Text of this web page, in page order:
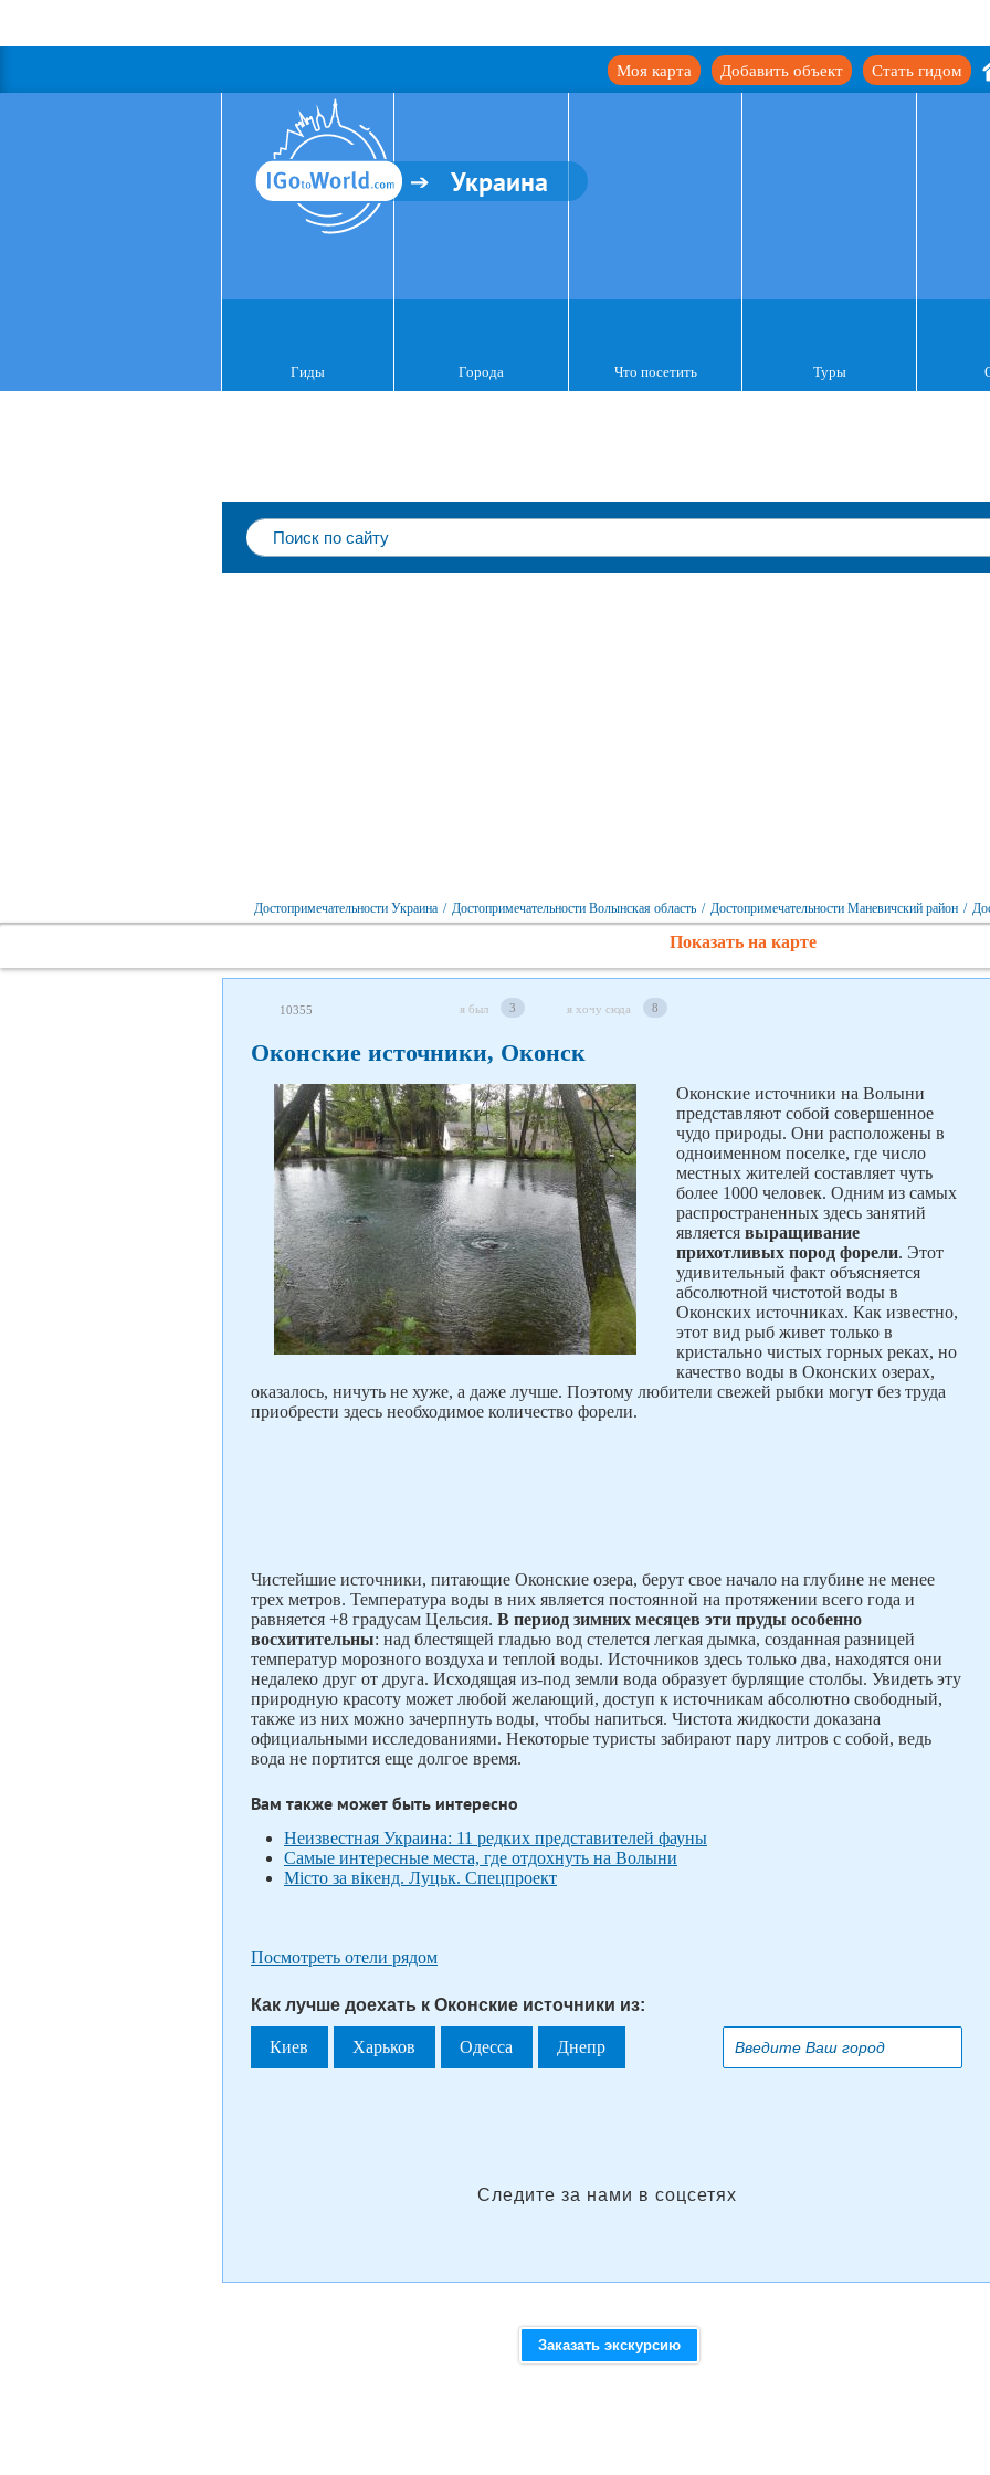
Стать гидом
Добавить объект
Моя карта
Украина
Гиды Города Что посетить Туры
Достопримечательности Украина / Достопримечательности Волынская область / Достопримечательности Маневичский район /
Показать на карте
10355 я был 3 я хочу сюда 8
Оконские источники, Оконск
Оконские источники на Волыни
представляют собой совершенное
чудо природы. Они расположены в
одноименном поселке, где число
местных жителей составляет чуть
более 1000 человек. Одним из самых
распространенных здесь занятий
является выращивание
прихотливых пород форели. Этот
удивительный факт объясняется
абсолютной чистотой воды в
Оконских источниках. Как известно,
этот вид рыб живет только в
кристально чистых горных реках, но
качество воды в Оконских озерах,
оказалось, ничуть не хуже, а даже лучше. Поэтому любители свежей рыбки могут без труда
приобрести здесь необходимое количество форели.
Чистейшие источники, питающие Оконские озера, берут свое начало на глубине не менее
трех метров. Температура воды в них является постоянной на протяжении всего года и
равняется +8 градусам Цельсия. В период зимних месяцев эти пруды особенно
восхитительны: над блестящей гладью вод стелется легкая дымка, созданная разницей
температур морозного воздуха и теплой воды. Источников здесь только два, находятся они
недалеко друг от друга. Исходящая из-под земли вода образует бурлящие столбы. Увидеть эту
природную красоту может любой желающий, доступ к источникам абсолютно свободный,
также из них можно зачерпнуть воды, чтобы напиться. Чистота жидкости доказана
официальными исследованиями. Некоторые туристы забирают пару литров с собой, ведь
вода не портится еще долгое время.
Вам также может быть интересно
Неизвестная Украина: 11 редких представителей фауны
Самые интересные места, где отдохнуть на Волыни
Місто за вікенд. Луцьк. Спецпроект
Посмотреть отели рядом
Как лучше доехать к Оконские источники из:
Киев Харьков Одесса Днепр
Следите за нами в соцсетях
Заказать экскурсию